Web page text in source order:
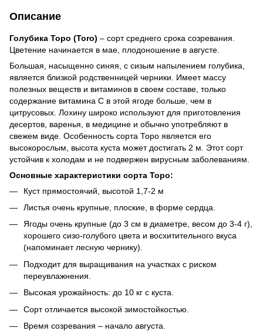
Описание
Голубика Торо (Toro) – сорт среднего срока созревания.
Цветение начинается в мае, плодоношение в августе.
Большая, насыщенно синяя, с сизым напылением голубика,
является близкой родственницей черники. Имеет массу
полезных веществ и витаминов в своем составе, только
содержание витамина С в этой ягоде больше, чем в
цитрусовых. Лохину широко используют для приготовления
десертов, варенья, в медицине и обычно употребляют в
свежем виде. Особенность сорта Торо является его
высокорослым, высота куста может достигать 2 м. Этот сорт
устойчив к холодам и не подвержен вирусным заболеваниям.
Основные характеристики сорта Торо:
Куст прямостоячий, высотой 1,7-2 м
Листья очень крупные, плоские, в форме сердца.
Ягоды очень крупные (до 3 см в диаметре, весом до 3-4 г),
хорошего сизо-голубого цвета и восхитительного вкуса
(напоминает лесную чернику).
Подходит для выращивания на участках с риском
переувлажнения.
Высокая урожайность: до 10 кг с куста.
Сорт отличается высокой зимостойкостью.
Время созревания – начало августа.